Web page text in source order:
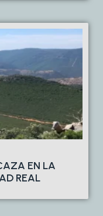
EN LA
REAL